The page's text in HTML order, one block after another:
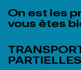
On est les
vous êtes